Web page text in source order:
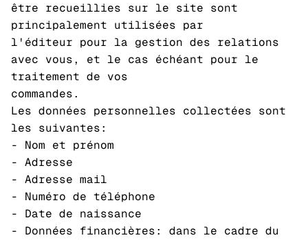
être recueillies sur le site sont
principalement utilisées par
l'éditeur pour la gestion des relations
avec vous, et le cas échéant pour le
traitement de vos
commandes.
Les données personnelles collectées sont
les suivantes:
- Nom et prénom
- Adresse
- Adresse mail
- Numéro de téléphone
- Date de naissance
- Données financières: dans le cadre du